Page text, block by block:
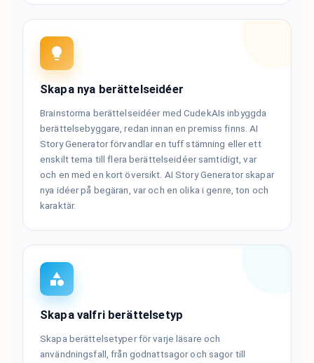
Skapa nya berättelseidéer
Brainstorma berättelseidéer med CudekAIs inbyggda
berättelsebyggare, redan innan en premiss finns. AI
Story Generator förvandlar en tuff stämning eller ett
enskilt tema till flera berättelseidéer samtidigt, var
och en med en kort översikt. AI Story Generator skapar
nya idéer på begäran, var och en olika i genre, ton och
karaktär.
Skapa valfri berättelsetyp
Skapa berättelsetyper för varje läsare och
användningsfall, från godnattsagor och sagor till